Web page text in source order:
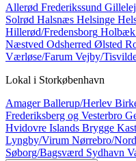
Allerød Frederikssund
Solrød Halsnæs Helsinge
Hillerød/Fredensborg Holbæk
Næstved Odsherred Ølsted
Værløse/Farum Vejby/
Lokal i Storkøbenhavn
AmagerBallerup/Herlev
Frederiksberg og Vesterbro
Hvidovre Islands Brygge
Lyngby/Virum Nørrebro/
Søborg/Bagsværd Sydhavn